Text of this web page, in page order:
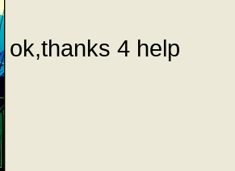
ok,thanks 4 help